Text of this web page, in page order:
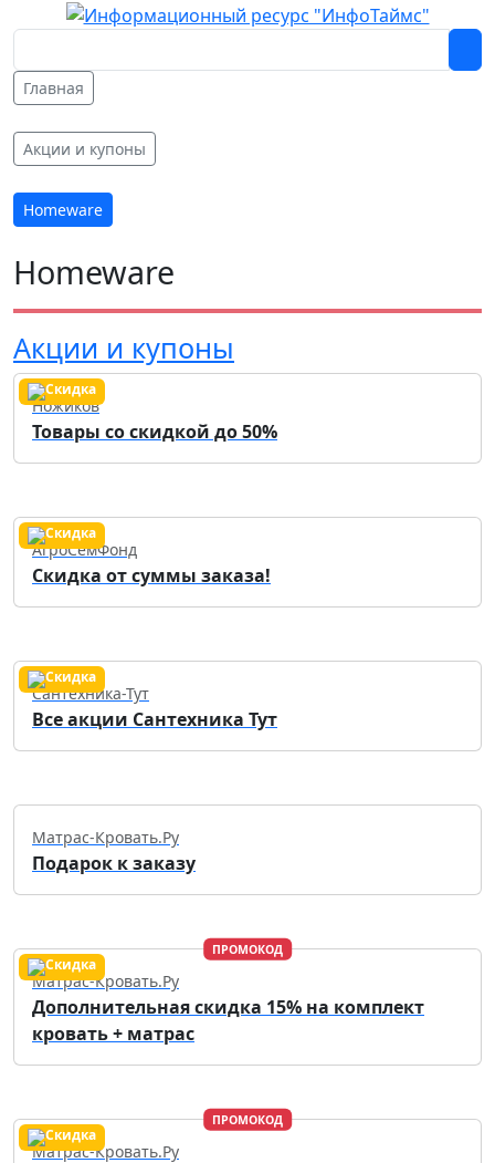
Главная
Акции и купоны
Homeware
Homeware
Акции и купоны
Ножиков
Товары со скидкой до 50%
АгроСемФонд
Скидка от суммы заказа!
Сантехника-Тут
Все акции Сантехника Тут
Матрас-Кровать.Ру
Подарок к заказу
ПРОМОКОД
Матрас-Кровать.Ру
Дополнительная скидка 15% на комплект
кровать + матрас
ПРОМОКОД
Матрас-Кровать.Ру